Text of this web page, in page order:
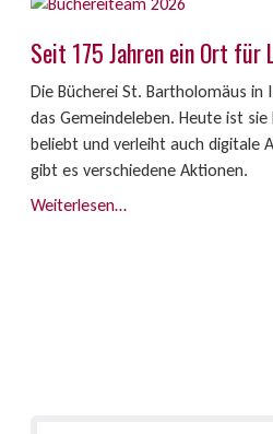
Seit 175 Jahren ein Ort für
Die Bücherei St. Bartholomäus in
das Gemeindeleben. Heute ist
beliebt und verleiht auch digitale
gibt es verschiedene Aktionen.
Weiterlesen…